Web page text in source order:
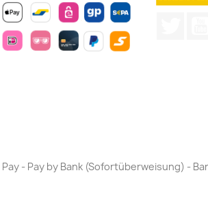
- Pay by Bank (Sofortüberweisung) -